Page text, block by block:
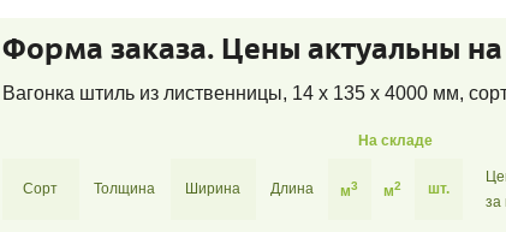
Форма заказа. Цены актуальны на
Вагонка штиль из лиственницы, 14 x 135 x 4000 мм,
На складе
Сорт Толщина Ширина Длина м3 м2 шт.
за